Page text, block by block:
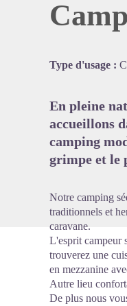
Type d'usage :
En pleine
accueillons
camping
grimpe et le
Notre camping
traditionnels et
caravane.
L'esprit campeur
trouverez une
en mezzanine
Autre lieu
De plus nous